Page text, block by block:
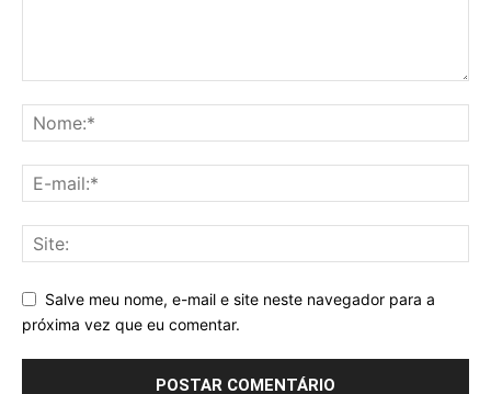
Salve meu nome, e-mail e site neste navegador para a
próxima vez que eu comentar.